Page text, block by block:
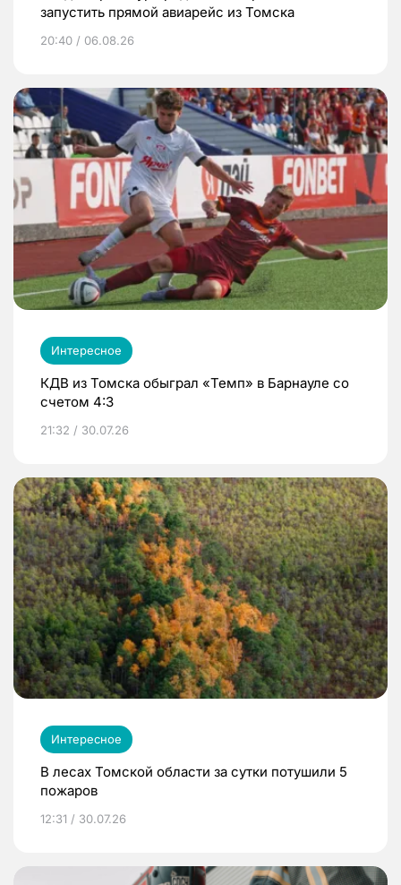
запустить прямой авиарейс из Томска
20:40 / 06.08.26
Интересное
КДВ из Томска обыграл «Темп» в Барнауле со
счетом 4:3
21:32 / 30.07.26
Интересное
В лесах Томской области за сутки потушили 5
пожаров
12:31 / 30.07.26